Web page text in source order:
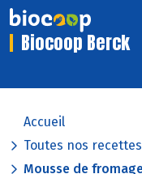
Biocoop Berck
Accueil
Toutes nos recettes
Mousse de